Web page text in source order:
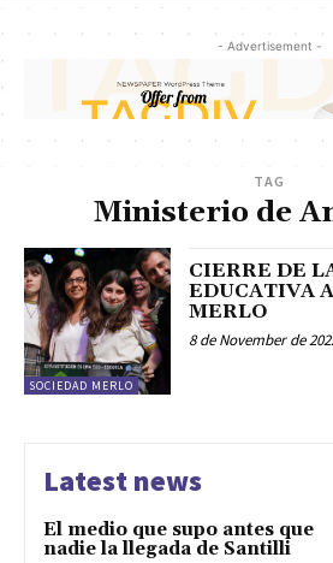
- Advertisement -
TAG
Ministerio de
SOCIEDAD MERLO
CIERRE DE
EDUCATIVA
MERLO
8 de November de
Latest news
El medio que supo antes que
nadie la llegada de Santilli